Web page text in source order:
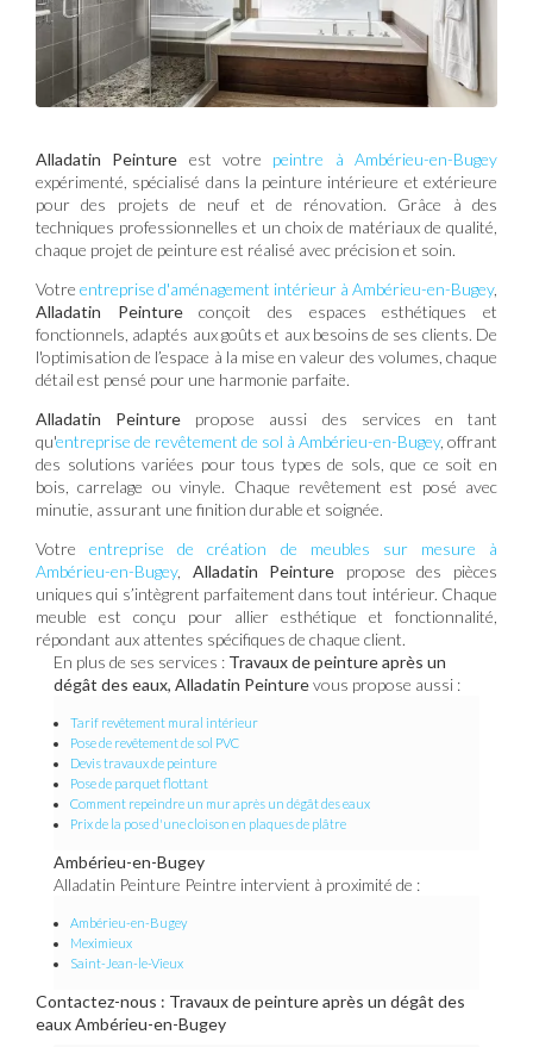
Alladatin Peinture est votre peintre à Ambérieu-en-Bugey
expérimenté, spécialisé dans la peinture intérieure et extérieure
pour des projets de neuf et de rénovation. Grâce à des
techniques professionnelles et un choix de matériaux de qualité,
chaque projet de peinture est réalisé avec précision et soin.
Votre entreprise d'aménagement intérieur à Ambérieu-en-Bugey,
Alladatin Peintureconçoit des espaces esthétiques et
fonctionnels, adaptés aux goûts et aux besoins de ses clients. De
l'optimisation de l’espace à la mise en valeur des volumes, chaque
détail est pensé pour une harmonie parfaite.
Alladatin Peinture propose aussi des services en tant
qu'entreprise de revêtement de sol à Ambérieu-en-Bugey, offrant
des solutions variées pour tous types de sols, que ce soit en
bois, carrelage ou vinyle. Chaque revêtement est posé avec
minutie, assurant une finition durable et soignée.
Votreentreprise de création de meubles sur mesure à
Ambérieu-en-Bugey, Alladatin Peinture propose des pièces
uniques qui s’intègrent parfaitement dans tout intérieur. Chaque
meuble est conçu pour allier esthétique et fonctionnalité,
répondant aux attentes spécifiques de chaque client.
En plus de ses services : Travaux de peinture après un
dégât des eaux, Alladatin Peinturevous propose aussi :
Tarif revêtement mural intérieur
Pose de revêtement de sol PVC
Devis travaux de peinture
Pose de parquet flottant
Comment repeindre un mur après un dégât des eaux
Prix de la pose d'une cloison en plaques de plâtre
Ambérieu-en-Bugey
Alladatin Peinture Peintre intervient à proximité de :
Ambérieu-en-Bugey
Meximieux
Saint-Jean-le-Vieux
Contactez-nous : Travaux de peinture après un dégât des
eaux Ambérieu-en-Bugey